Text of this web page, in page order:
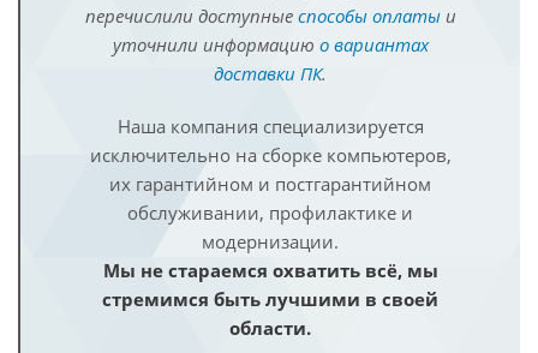
перечислили доступные способы оплатыи
уточнили информацию о вариантах
доставки ПК.
Наша компания специализируется
исключительно на сборке компьютеров,
их гарантийном и постгарантийном
обслуживании, профилактике и
модернизации.
Мы не стараемся охватить всё, мы
стремимся быть лучшими в своей
области.